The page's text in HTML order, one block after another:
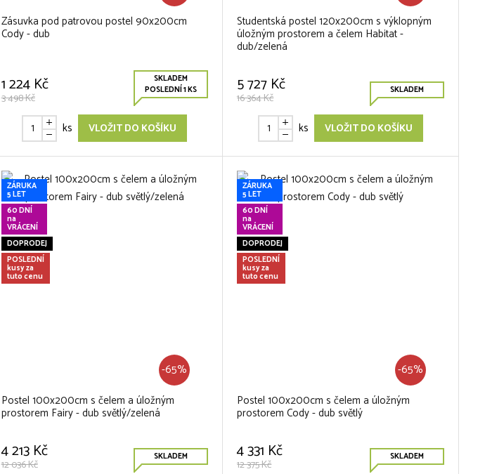
Zásuvka pod patrovou postel 90x200cm
Cody - dub
1 224 Kč
3 498 Kč
SKLADEM
POSLEDNÍ 1 KS
ks VLOŽIT DO KOŠÍKU
Studentská postel 120x200cm s výklopným
úložným prostorem a čelem Habitat -
dub/zelená
5 727 Kč
16 364 Kč
SKLADEM
ks VLOŽIT DO KOŠÍKU
ZÁRUKA
5 LET
60 DNÍ
na
VRÁCENÍ
DOPRODEJ
POSLEDNÍ
kusy za
tuto cenu
-65%
Postel 100x200cm s čelem a úložným
prostorem Fairy - dub světlý/zelená
4 213 Kč
12 036 Kč
SKLADEM
ZÁRUKA
5 LET
60 DNÍ
na
VRÁCENÍ
DOPRODEJ
POSLEDNÍ
kusy za
tuto cenu
-65%
Postel 100x200cm s čelem a úložným
prostorem Cody - dub světlý
4 331 Kč
12 375 Kč
SKLADEM